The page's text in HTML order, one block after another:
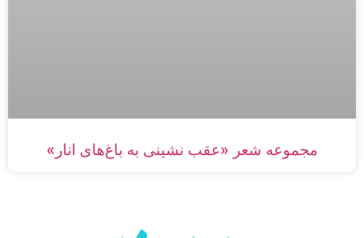
مجموعه شعر «عقب نشینی به باغ‌های انار»